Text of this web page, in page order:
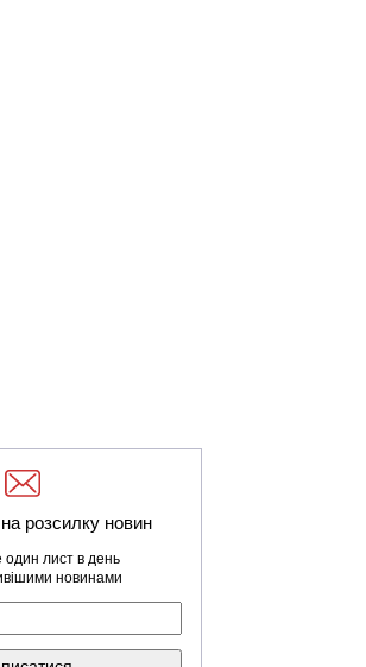
розсилку новин
лист в день
новинами